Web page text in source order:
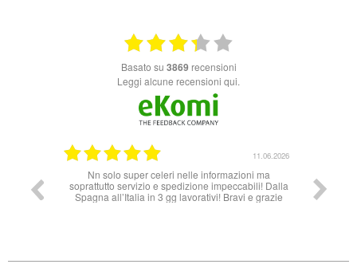
basato su 3869 recensioni
Leggi alcune recensioni qui.
11.06.2026
Nn solo super celeri nelle informazioni ma
soprattutto servizio e spedizione impeccabili! Dalla
Spagna all’Italia in 3 gg lavorativi! Bravi e grazie